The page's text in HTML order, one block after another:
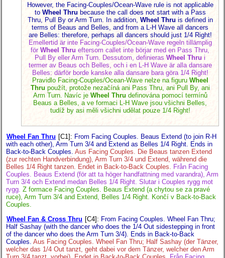
However, the Facing-Couples/Ocean-Wave rule is not applicable
to Wheel Thru because the call does not start with a Pass
Thru, Pull By or Arm Turn. In addition, Wheel Thru is defined in
terms of Beaus and Belles, and from a L-H Wave all dancers
are Belles: therefore, perhaps all dancers should just 1/4 Right!
Emellertid är inte Facing-Couples/Ocean-Wave regeln tillämplig
för Wheel Thru eftersom callet inte börjar med en Pass Thru,
Pull By eller Arm Turn. Dessutom, definieras Wheel Thru i
termer av Beaus och Belles, och i en L-H Wave är alla dansare
Belles: därför borde kanske alla dansare bara göra 1/4 Right!
Pravidlo Facing-Couples/Ocean-Wave nelze na figuru Wheel
Thru použít, protože nezačíná ani Pass Thru, ani Pull By, ani
Arm Turn. Navíc je Wheel Thru definována pomocí termínů
Beaus a Belles, a ve formaci L-H Wave jsou všichni Belles,
tudíž by asi měli všichni udělat pouze 1/4 Right!
Wheel Fan Thru [C1] : From Facing Couples. Beaus Extend (to join R-H
with each other), Arm Turn 3/4 and Extend as Belles 1/4 Right. Ends in
Back-to-Back Couples. Aus Facing Couples. Die Beaus tanzen Extend
(zur rechten Handverbindung), Arm Turn 3/4 und Extend, während die
Belles 1/4 Right tanzen. Endet in Back-to-Back Couples. Från Facing
Couples. Beaus Extend (för att ta höger handfattning med varandra), Arm
Turn 3/4 och Extend medan Belles 1/4 Right. Slutar i Couples rygg mot
rygg. Z formace Facing Couples. Beaus Extend (a chytou se za pravé
ruce), Arm Turn 3/4 and Extend, Belles 1/4 Right. Končí v Back-to-Back
Couples.
Wheel Fan & Cross Thru [C4]: From Facing Couples. Wheel Fan Thru;
Half Sashay (with the dancer who does the 1/4 Out sidestepping in front
of the dancer who does the Arm Turn 3/4). Ends in Back-to-Back
Couples. Aus Facing Couples. Wheel Fan Thru; Half Sashay (der Tänzer,
welcher das 1/4 Out tanzt, geht dabei vor dem Tänzer, welcher den Arm